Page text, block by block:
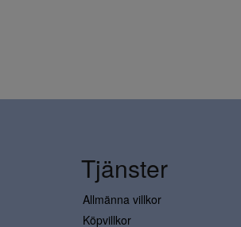
Tjänster
Allmänna villkor
Köpvillkor